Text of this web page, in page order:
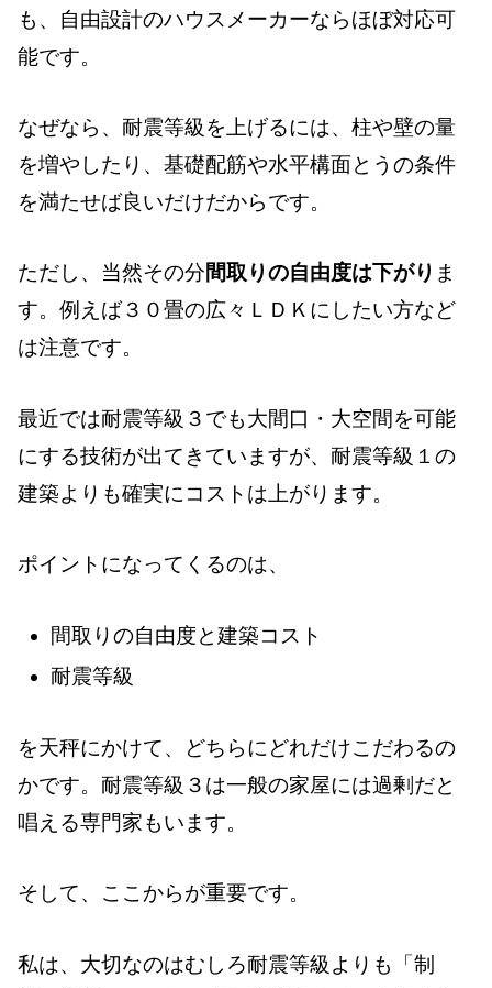
も、自由設計のハウスメーカーならほぼ対応可
能です。
なぜなら、耐震等級を上げるには、柱や壁の量
を増やしたり、基礎配筋や水平構面とうの条件
を満たせば良いだけだからです。
ただし、当然その分間取りの自由度は下がり ま
す。例えば３０畳の広々ＬＤＫにしたい方など
は注意です。
最近では耐震等級３でも大間口・大空間を可能
にする技術が出てきていますが、耐震等級１の
建築よりも確実にコストは上がります。
ポイントになってくるのは、
間取りの自由度と建築コスト
耐震等級
を天秤にかけて、どちらにどれだけこだわるの
かです。耐震等級３は一般の家屋には過剰だと
唱える専門家もいます。
そして、ここからが重要です。
私は、大切なのはむしろ耐震等級よりも「制